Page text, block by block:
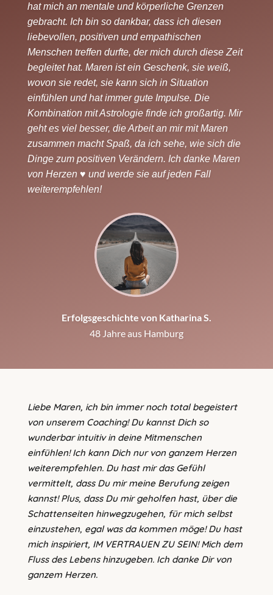
hat mich an mentale und körperliche Grenzen
gebracht. Ich bin so dankbar, dass ich diesen
liebevollen, positiven und empathischen
Menschen treffen durfte, der mich durch diese Zeit
begleitet hat. Maren ist ein Geschenk, sie weiß,
wovon sie redet, sie kann sich in Situation
einfühlen und hat immer gute Impulse. Die
Kombination mit Astrologie finde ich großartig. Mir
geht es viel besser, die Arbeit an mir mit Maren
zusammen macht Spaß, da ich sehe, wie sich die
Dinge zum positiven Verändern. Ich danke Maren
von Herzen ♥️ und werde sie auf jeden Fall
weiterempfehlen!
Erfolgsgeschichte von Katharina S.
48 Jahre aus Hamburg
Liebe Maren, ich bin immer noch total begeistert
von unserem Coaching! Du kannst Dich so
wunderbar intuitiv in deine Mitmenschen
einfühlen! Ich kann Dich nur von ganzem Herzen
weiterempfehlen. Du hast mir das Gefühl
vermittelt, dass Du mir meine Berufung zeigen
kannst! Plus, dass Du mir geholfen hast, über die
Schattenseiten hinwegzugehen, für mich selbst
einzustehen, egal was da kommen möge! Du hast
mich inspiriert, IM VERTRAUEN ZU SEIN! Mich dem
Fluss des Lebens hinzugeben. Ich danke Dir von
ganzem Herzen.